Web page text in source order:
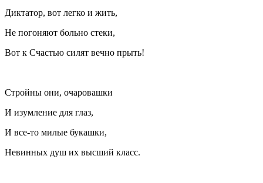
Диктатор, вот легко и жить,
Не погоняют больно стеки,
Вот к Счастью силят вечно прыть!
Стройны они, очаровашки
И изумление для глаз,
И все‐то милые букашки,
Невинных душ их высший класс.